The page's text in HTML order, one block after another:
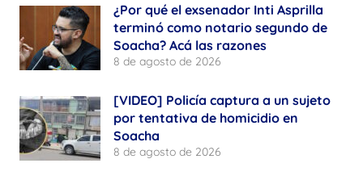
¿Por qué el exsenador Inti Asprilla
terminó como notario segundo de
Soacha? Acá las razones
8 de agosto de 2026
[VIDEO] Policía captura a un sujeto
por tentativa de homicidio en
Soacha
8 de agosto de 2026